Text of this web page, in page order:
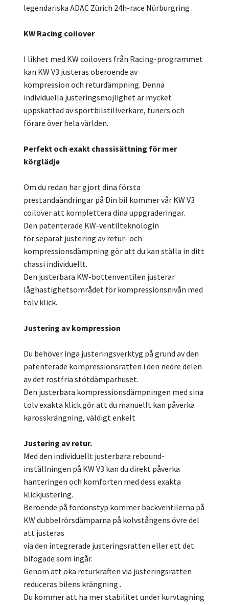
legendariska ADAC Zürich 24h-race Nürburgring .
KW Racing coilover
I likhet med KW coilovers från Racing-programmet
kan KW V3 justeras oberoende av
kompression och returdämpning. Denna
individuella justeringsmöjlighet är mycket
uppskattad av sportbilstillverkare, tuners och
förare över hela världen.
Perfekt och exakt chassisättning för mer
körglädje
Om du redan har gjort dina första
prestandaändringar på Din bil kommer vår KW V3
coilover att komplettera dina uppgraderingar.
Den patenterade KW-ventilteknologin
för separat justering av retur- och
kompressionsdämpning gör att du kan ställa in ditt
chassi individuellt.
Den justerbara KW-bottenventilen justerar
låghastighetsområdet för kompressionsnivån med
tolv klick.
Justering av kompression
Du behöver inga justeringsverktyg på grund av den
patenterade kompressionsratten i den nedre delen
av det rostfria stötdämparhuset.
Den justerbara kompressionsdämpningen med sina
tolv exakta klick gör att du manuellt kan påverka
karosskrängning, väldigt enkelt
Justering av retur.
Med den individuellt justerbara rebound-
inställningen på KW V3 kan du direkt påverka
hanteringen och komforten med dess exakta
klickjustering.
Beroende på fordonstyp kommer backventilerna på
KW dubbelrörsdämparna på kolvstångens övre del
att justeras
via den integrerade justeringsratten eller ett det
bifogade som ingår.
Genom att öka returkraften via justeringsratten
reduceras bilens krängning .
Du kommer att ha mer stabilitet under kurvtagning